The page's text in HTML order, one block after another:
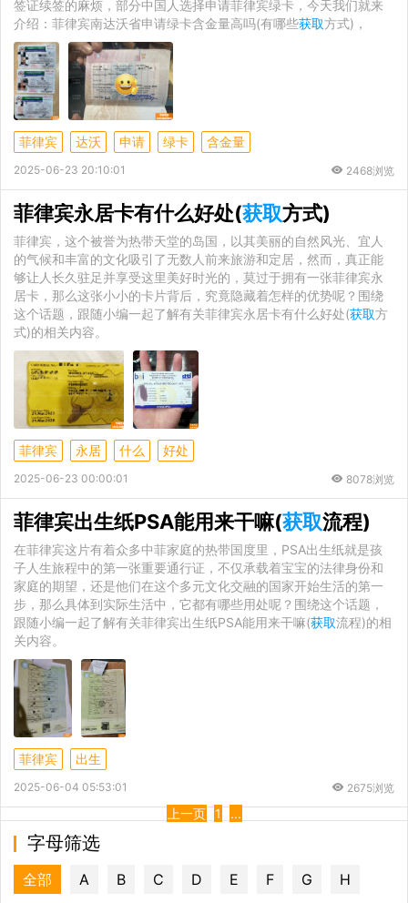
签证续签的麻烦，部分中国人选择申请菲律宾绿卡，今天我们就来
介绍：菲律宾南达沃省申请绿卡含金量高吗(有哪些获取方式)，
菲律宾 达沃 申请 绿卡 含金量
2025-06-23 20:10:01 2468浏览
菲律宾永居卡有什么好处(获取方式)
菲律宾，这个被誉为热带天堂的岛国，以其美丽的自然风光、宜人
的气候和丰富的文化吸引了无数人前来旅游和定居，然而，真正能
够让人长久驻足并享受这里美好时光的，莫过于拥有一张菲律宾永
居卡，那么这张小小的卡片背后，究竟隐藏着怎样的优势呢？围绕
这个话题，跟随小编一起了解有关菲律宾永居卡有什么好处(获取方
式)的相关内容。
菲律宾 永居 什么 好处
2025-06-23 00:00:01 8078浏览
菲律宾出生纸PSA能用来干嘛(获取流程)
在菲律宾这片有着众多中菲家庭的热带国度里，PSA出生纸就是孩
子人生旅程中的第一张重要通行证，不仅承载着宝宝的法律身份和
家庭的期望，还是他们在这个多元文化交融的国家开始生活的第一
步，那么具体到实际生活中，它都有哪些用处呢？围绕这个话题，
跟随小编一起了解有关菲律宾出生纸PSA能用来干嘛(获取流程)的相
关内容。
菲律宾 出生
2025-06-04 05:53:01 2675浏览
上一页 1 ...
字母筛选
全部 A B C D E F G H